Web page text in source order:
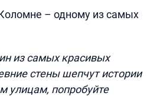
– одному из самых
из самых красивых
стены шепчут истории
улицам, попробуйте